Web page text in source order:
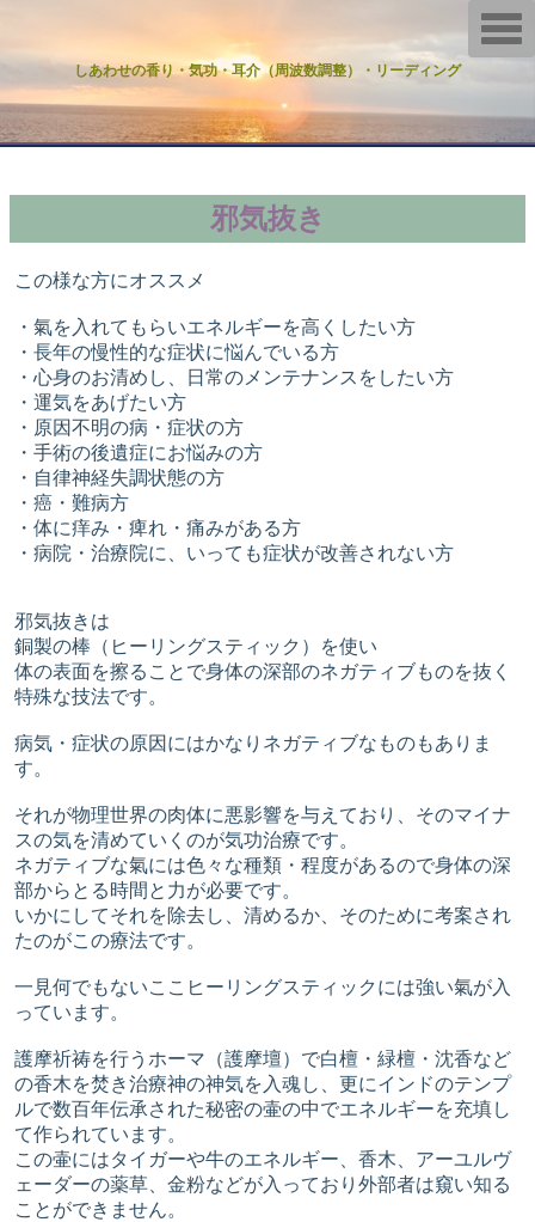
しあわせの香り・気功・耳介（周波数調整）・リーディング
邪気抜き
この様な方にオススメ
・氣を入れてもらいエネルギーを高くしたい方
・長年の慢性的な症状に悩んでいる方
・心身のお清めし、日常のメンテナンスをしたい方
・運気をあげたい方
・原因不明の病・症状の方
・手術の後遺症にお悩みの方
・自律神経失調状態の方
・癌・難病方
・体に痒み・痺れ・痛みがある方
・病院・治療院に、いっても症状が改善されない方
邪気抜きは
銅製の棒（ヒーリングスティック）を使い
体の表面を擦ることで身体の深部のネガティブものを抜く
特殊な技法です。
病気・症状の原因にはかなりネガティブなものもありま
す。
それが物理世界の肉体に悪影響を与えており、そのマイナ
スの気を清めていくのが気功治療です。
ネガティブな氣には色々な種類・程度があるので身体の深
部からとる時間と力が必要です。
いかにしてそれを除去し、清めるか、そのために考案され
たのがこの療法です。
一見何でもないここヒーリングスティックには強い氣が入
っています。
護摩祈祷を行うホーマ（護摩壇）で白檀・緑檀・沈香など
の香木を焚き治療神の神気を入魂し、更にインドのテンプ
ルで数百年伝承された秘密の壷の中でエネルギーを充填し
て作られています。
この壷にはタイガーや牛のエネルギー、香木、アーユルヴ
ェーダーの薬草、金粉などが入っており外部者は窺い知る
ことができません。
T
o
g
a
g